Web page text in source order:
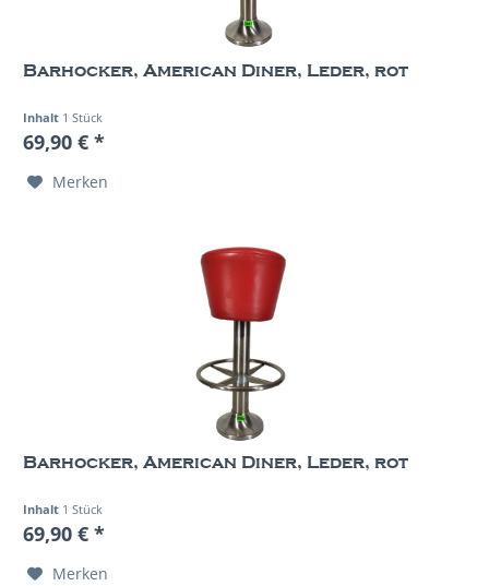
Barhocker, American Diner, Leder, rot
Inhalt 1 Stück
69,90 € *
Merken
Barhocker, American Diner, Leder, rot
Inhalt 1 Stück
69,90 € *
Merken